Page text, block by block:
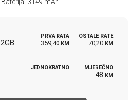
Baterija: 3149 mAh
PRVA RATA
359,40 KM
OSTALE RATE
70,20 KM
JEDNOKRATNO MJESEČNO
48 KM